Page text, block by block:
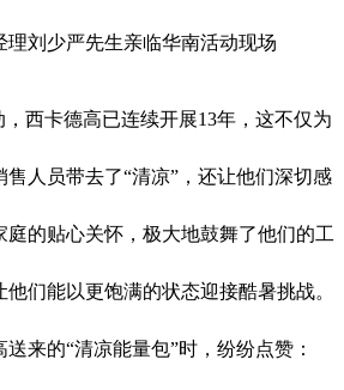
理刘少严先生亲临华南活动现场
西卡德高已连续开展13年，这不仅为
人员带去了“清凉”，还让他们深切感
庭的贴心关怀，极大地鼓舞了他们的工
们能以更饱满的状态迎接酷暑挑战。
来的“清凉能量包”时，纷纷点赞：